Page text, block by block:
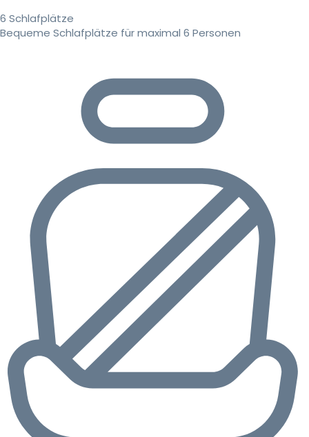
6 Schlafplätze
Bequeme Schlafplätze für maximal 6 Personen